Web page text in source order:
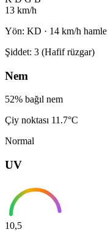
13 km/h
Yön: KD · 14 km/h hamle
Şiddet: 3 (Hafif rüzgar)
Nem
52% bağıl nem
Çiy noktası 11.7°C
Normal
UV
10,5